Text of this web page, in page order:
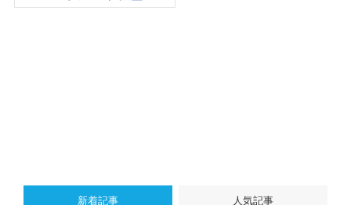
新着記事 人気記事